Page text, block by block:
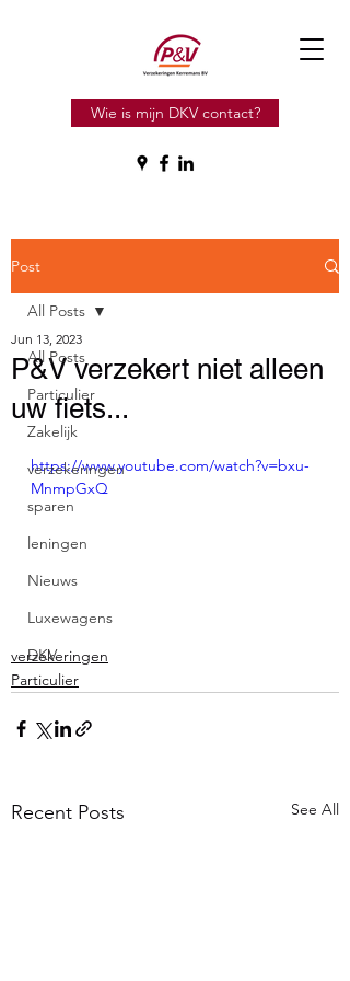
Wie is mijn DKV contact?
Post
All Posts
Particulier
Zakelijk
verzekeringen
sparen
leningen
Nieuws
Luxewagens
DKV
All Posts
P&V verzekert niet alleen
uw fiets...
Jun 13, 2023
https://www.youtube.com/watch?v=bxu-
MnmpGxQ
verzekeringen
Particulier
Recent Posts See All